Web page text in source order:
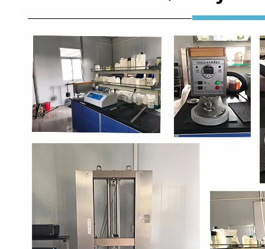
Produkte
Über uns
Fabrik Tour
Qualitätskontrolle
Nachrichten
Alle Fälle